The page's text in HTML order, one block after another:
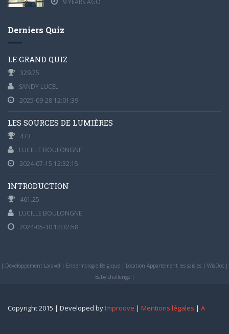
9 YEARS AGO
Derniers Quiz
LE GRAND QUIZ
329.75
SANDY LUCEL
2025-09-28 12:01:39
LES SOURCES DE LUMIÈRES
473
LUCILLE BOULONGNE
2024-07-15 12:32:15
INTRODUCTION
461.25
LUCILLE BOULONGNE
2024-05-30 12:32:58
| Développement Laravel | Endermologie Belgique | Location Appartement les saisies | WisDoc |
Baby challenge|
Copyright 2015 | Developed byImproove | Mentions légales | A